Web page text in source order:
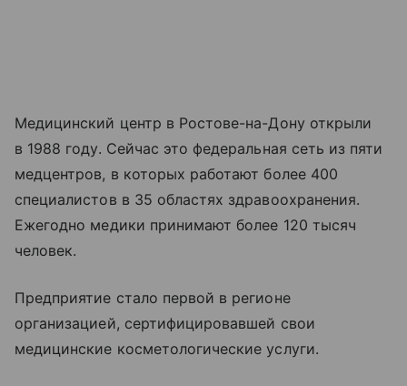
Медицинский центр в Ростове-на-Дону открыли
в 1988 году. Сейчас это федеральная сеть из пяти
медцентров, в которых работают более 400
специалистов в 35 областях здравоохранения.
Ежегодно медики принимают более 120 тысяч
человек.
Предприятие стало первой в регионе
организацией, сертифицировавшей свои
медицинские косметологические услуги.